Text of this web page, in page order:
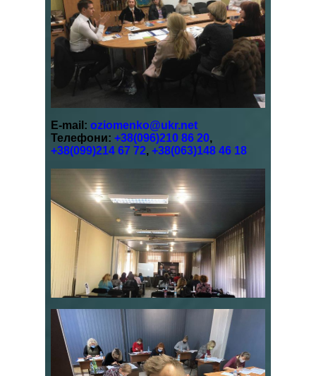
E-mail: oziomenko@ukr.net
Телефони: +38(096)210 86 20,
+38(099)214 67 72, +38(063)148 46 18